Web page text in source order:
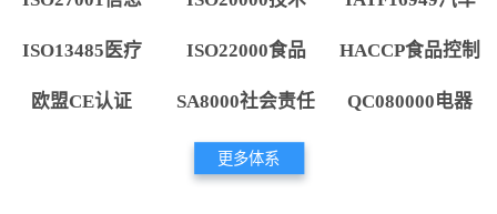
ISO13485医疗 ISO22000食品 HACCP食品控制
欧盟CE认证 SA8000社会责任 QC080000电器
更多体系